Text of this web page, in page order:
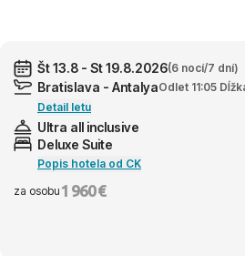
Št 13.8 - St 19.8.2026(6 nocí/7 dní)
Bratislava - AntalyaOdlet 11:05
Detail letu
Ultra all inclusive
Deluxe Suite
Popis hotela od CK
za osobu 1 960 €